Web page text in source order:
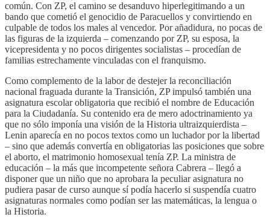
común. Con ZP, el camino se desanduvo hiperlegitimando a un
bando que cometió el genocidio de Paracuellos y convirtiendo en
culpable de todos los males al vencedor. Por añadidura, no pocas de
las figuras de la izquierda – comenzando por ZP, su esposa, la
vicepresidenta y no pocos dirigentes socialistas – procedían de
familias estrechamente vinculadas con el franquismo.
Como complemento de la labor de destejer la reconciliación
nacional fraguada durante la Transición, ZP impulsó también una
asignatura escolar obligatoria que recibió el nombre de Educación
para la Ciudadanía. Su contenido era de mero adoctrinamiento ya
que no sólo imponía una visión de la Historia ultraizquierdista –
Lenin aparecía en no pocos textos como un luchador por la libertad
– sino que además convertía en obligatorias las posiciones que sobre
el aborto, el matrimonio homosexual tenía ZP. La ministra de
educación – la más que incompetente señora Cabrera – llegó a
disponer que un niño que no aprobara la peculiar asignatura no
pudiera pasar de curso aunque sí podía hacerlo si suspendía cuatro
asignaturas normales como podían ser las matemáticas, la lengua o
la Historia.